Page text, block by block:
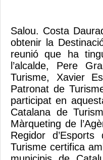
Salou. Costa
obtenir la
reunió que ha
l’alcalde, Pere
Turisme, Xavier
Patronat de
participat en
Catalana de
Màrqueting de
Regidor
Turisme certifica